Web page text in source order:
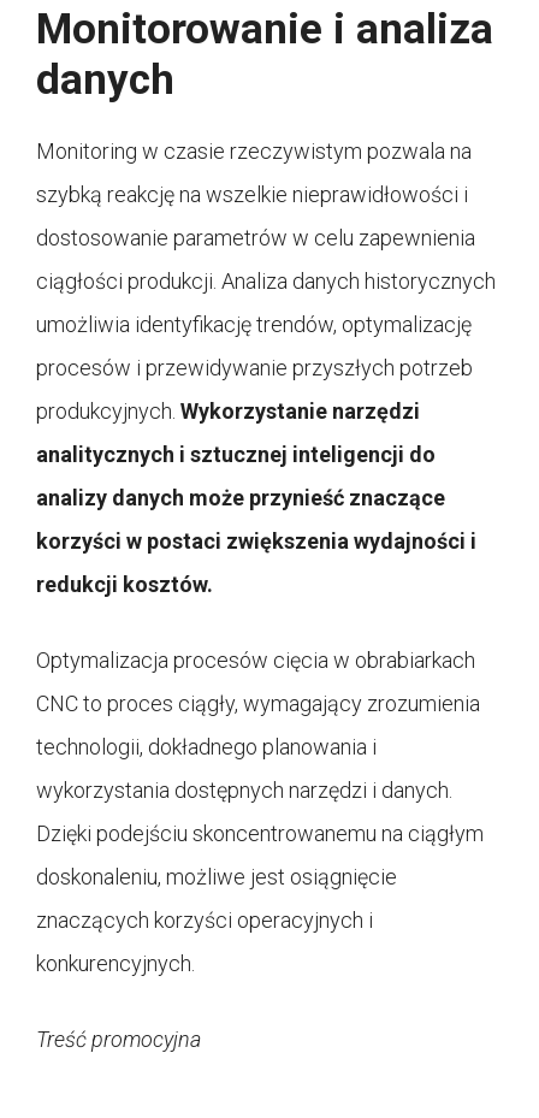
Monitorowanie i analiza
danych
Monitoring w czasie rzeczywistym pozwala na
szybką reakcję na wszelkie nieprawidłowości i
dostosowanie parametrów w celu zapewnienia
ciągłości produkcji. Analiza danych historycznych
umożliwia identyfikację trendów, optymalizację
procesów i przewidywanie przyszłych potrzeb
produkcyjnych. Wykorzystanie narzędzi
analitycznych i sztucznej inteligencji do
analizy danych może przynieść znaczące
korzyści w postaci zwiększenia wydajności i
redukcji kosztów.
Optymalizacja procesów cięcia w obrabiarkach
CNC to proces ciągły, wymagający zrozumienia
technologii, dokładnego planowania i
wykorzystania dostępnych narzędzi i danych.
Dzięki podejściu skoncentrowanemu na ciągłym
doskonaleniu, możliwe jest osiągnięcie
znaczących korzyści operacyjnych i
konkurencyjnych.
Treść promocyjna